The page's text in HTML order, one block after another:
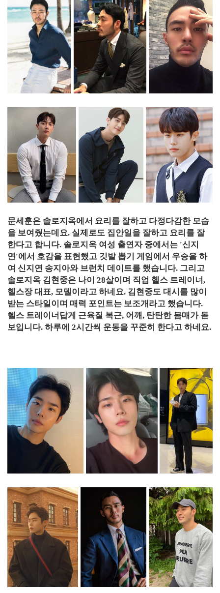
문세훈은 솔로지옥에서 요리를 잘하고 다정다감한 모습
을 보여줬는데요. 실제로도 집안일을 잘하고 요리를 잘
한다고 합니다. 솔로지옥 여성 출연자 중에서는 '신지
연'에서 호감을 표현했고 깃발 뽑기 게임에서 우승을 하
여 신지연 송지아와 브런치 데이트를 했습니다. 그리고
솔로지옥 김현중은 나이 28살이며 직업 헬스 트레이너,
헬스장 대표, 모델이라고 하네요. 김현중도 대시를 많이
받는 스타일이며 매력 포인트는 보조개라고 했습니다.
헬스 트레이너답게 근육질 복근, 어깨, 탄탄한 몸매가 돋
보입니다. 하루에 2시간씩 운동을 꾸준히 한다고 하네요.